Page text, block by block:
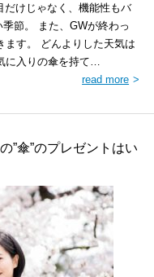
だけじゃなく、機能性もバ
節。 また、GWが終わっ
ます。 どんよりした天気は
に入りの傘を持て…
read more
”傘”のプレゼントはい